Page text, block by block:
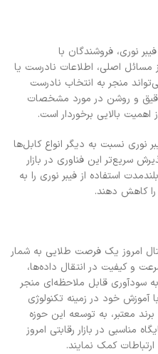
نوری، فروشندگان با
مسائل اصلی، اطلاعات نادرست یا
منجر به انتخاب نادرست
و روشن در مورد مشخصات
بالایی برخوردار است.
نوری نسبت به دیگر انواع کابل‌ها
سریع‌تر این فناوری در بازار
استفاده از فیبر نوری را به
را کاهش دهند.
امروز یک فرصت طلایی به شمار
و کیفیت در انتقال داده‌ها،
سودآوری قابل ملاحظه‌ای منجر
آموزش خود در زمینه تکنولوژی
معتبر، به توسعه این حوزه
مناسبی در بازار رقابتی امروز
کمک نمایند.